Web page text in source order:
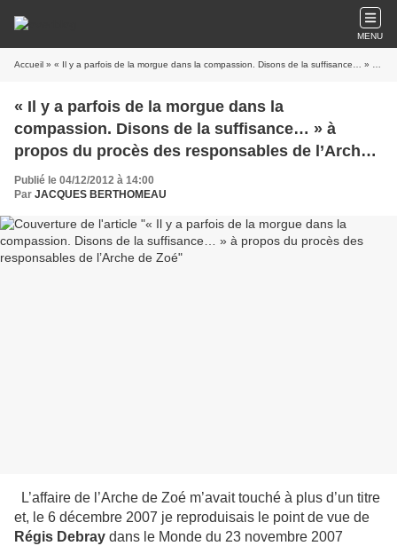
MENU
Accueil » « Il y a parfois de la morgue dans la compassion. Disons de la suffisance… » à propos du procès des responsables de l’Arche de Zoé
« Il y a parfois de la morgue dans la
compassion. Disons de la suffisance… » à
propos du procès des responsables de l’Arche
de Zoé
Publié le 04/12/2012 à 14:00
Par JACQUES BERTHOMEAU
L’affaire de l’Arche de Zoé m’avait touché à plus d’un titre
et, le 6 décembre 2007 je reproduisais le point de vue de
Régis Debray dans le Monde du 23 novembre 2007